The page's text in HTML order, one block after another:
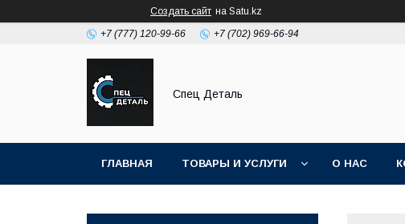
Создать сайт на Satu.kz
+7 (777) 120-99-66 +7 (702) 969-66-94
Спец Деталь
ГЛАВНАЯ ТОВАРЫ И УСЛУГИ О НАС